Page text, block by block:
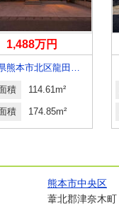
1,488万円
熊本県熊本市北区龍田弓削２
積 114.61m²
積 174.85m²
熊本市中央区
葦北郡津奈木町